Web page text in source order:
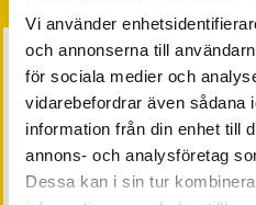
Vi använder
och annonserna till
för sociala medier och
vidarebefordrar även sådana
information från din enhet till
annons- och analysföretag
Dessa kan i sin tur